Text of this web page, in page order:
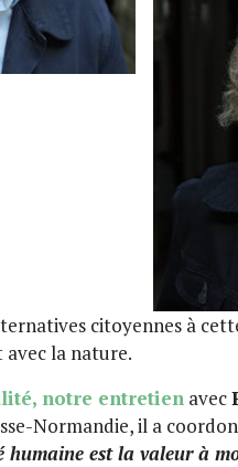
citoyennes à
la nature.
notre entretien avec
Normandie, il a
humaine est la valeur à